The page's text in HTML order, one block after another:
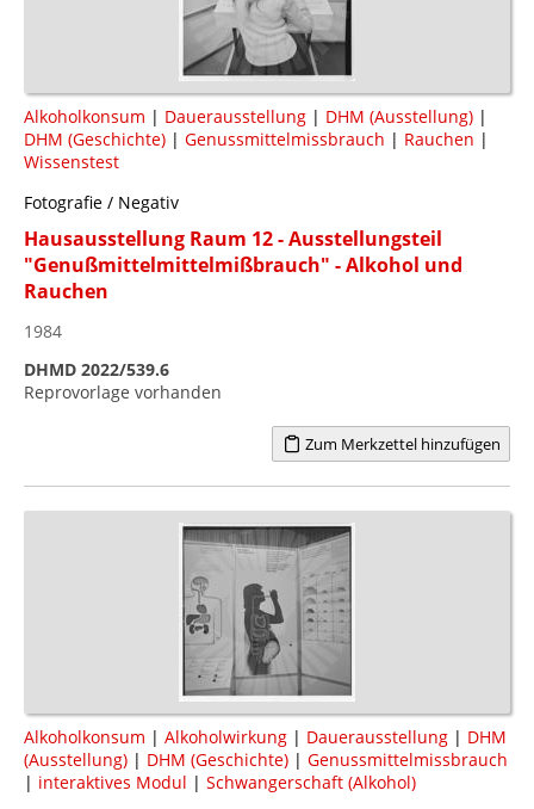
Alkoholkonsum | Dauerausstellung | DHM (Ausstellung) |
DHM (Geschichte) | Genussmittelmissbrauch | Rauchen |
Wissenstest
Fotografie / Negativ
Hausausstellung Raum 12 - Ausstellungsteil
"Genußmittelmittelmißbrauch" - Alkohol und
Rauchen
1984
DHMD 2022/539.6
Reprovorlage vorhanden
Zum Merkzettel hinzufügen
Alkoholkonsum | Alkoholwirkung | Dauerausstellung | DHM
(Ausstellung) | DHM (Geschichte) | Genussmittelmissbrauch
| interaktives Modul | Schwangerschaft (Alkohol)